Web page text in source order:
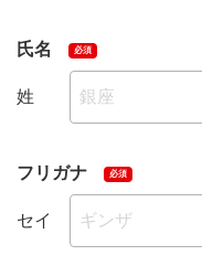
氏名
姓
フリガナ
セイ